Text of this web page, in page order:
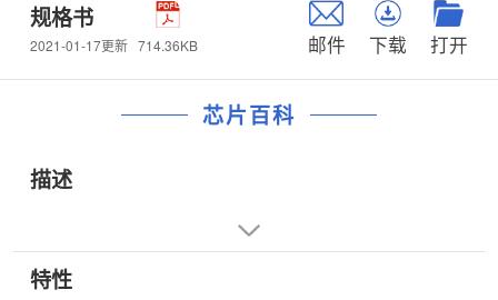
规格书
2021-01-17更新 714.36KB 邮件 下载 打开
芯片百科
描述
特性